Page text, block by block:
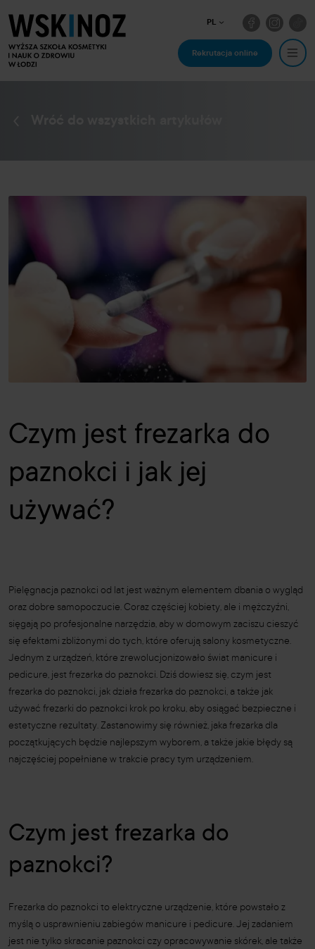
PL
Rekrutacja online
Czym jest frezarka do
paznokci i jak jej
używać?
Pielęgnacja paznokci od lat jest ważnym elementem dbania o wygląd
oraz dobre samopoczucie. Coraz częściej kobiety, ale i mężczyźni,
sięgają po profesjonalne narzędzia, aby w domowym zaciszu cieszyć
się efektami zbliżonymi do tych, które oferują salony kosmetyczne.
Jednym z urządzeń, które zrewolucjonizowało świat manicure i
pedicure, jest frezarka do paznokci. Dziś dowiesz się, czym jest
frezarka do paznokci, jak działa frezarka do paznokci, a także jak
używać frezarki do paznokci krok po kroku, aby osiągać bezpieczne i
estetyczne rezultaty. Zastanowimy się również, jaka frezarka dla
początkujących będzie najlepszym wyborem, a także jakie błędy są
najczęściej popełniane w trakcie pracy tym urządzeniem.
Czym jest frezarka do
paznokci?
Frezarka do paznokci to elektryczne urządzenie, które powstało z
myślą o usprawnieniu zabiegów manicure i pedicure. Jej zadaniem
jest nie tylko skracanie paznokci czy opracowywanie skórek, ale także